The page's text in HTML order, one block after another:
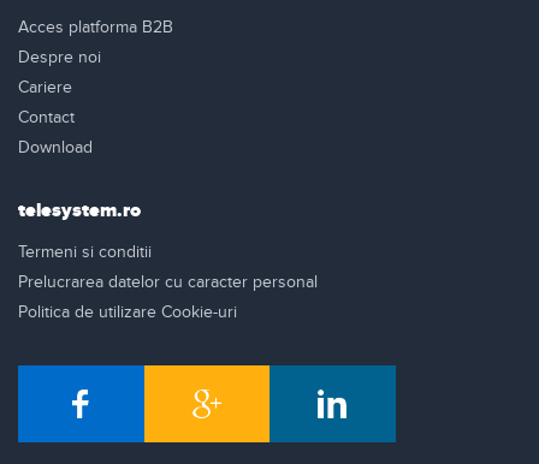
Acces platforma B2B
Despre noi
Cariere
Contact
Download
telesystem.ro
Termeni si conditii
Prelucrarea datelor cu caracter personal
Politica de utilizare Cookie-uri